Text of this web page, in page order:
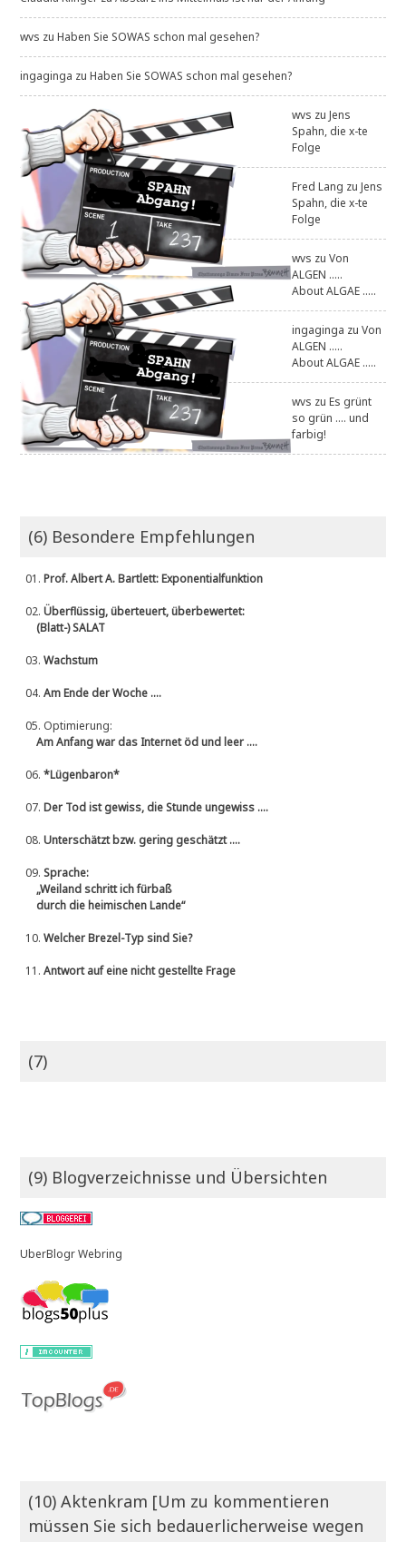
wvs zuHaben Sie SOWAS schon mal gesehen?
ingaginga zuHaben Sie SOWAS schon mal gesehen?
wvs zuJens
Spahn, die x-te
Folge
Fred Lang zuJens
Spahn, die x-te
Folge
wvs zuVon
ALGEN .....
About ALGAE .....
ingaginga zuVon
ALGEN .....
About ALGAE .....
wvs zuEs grünt
so grün .... und
farbig!
(6) Besondere Empfehlungen
01.Prof. Albert A. Bartlett: Exponentialfunktion
02.Überflüssig, überteuert, überbewertet:
(Blatt-) SALAT
03.Wachstum
04.Am Ende der Woche ....
05. Optimierung:
Am Anfang war das Internet öd und leer ....
06.*Lügenbaron*
07.Der Tod ist gewiss, die Stunde ungewiss ....
08.Unterschätzt bzw. gering geschätzt ....
09.Sprache:
„Weiland schritt ich fürbaß
durch die heimischen Lande“
10.Welcher Brezel-Typ sind Sie?
11.Antwort auf eine nicht gestellte Frage
(7)
(9) Blogverzeichnisse und Übersichten
UberBlogr Webring
(10) Aktenkram [Um zu kommentieren
müssen Sie sich bedauerlicherweise wegen